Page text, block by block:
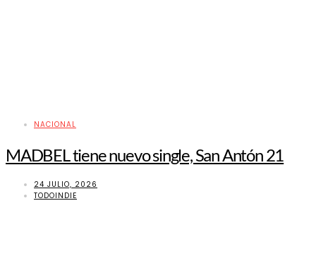
NACIONAL
MADBEL tiene nuevo single, San Antón 21
24 JULIO, 2026
TODOINDIE